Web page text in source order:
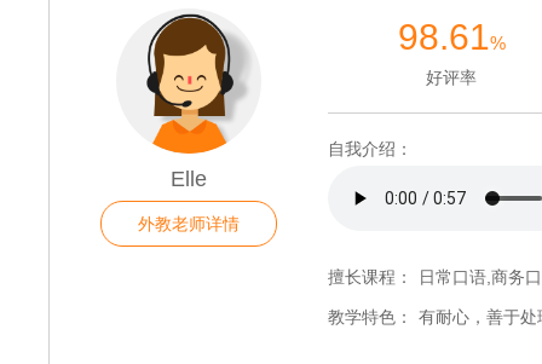
Elle
外教老师详情
98.61%
好评率
自我介绍：
擅长课程： 日常口语,商务
教学特色： 有耐心，善于